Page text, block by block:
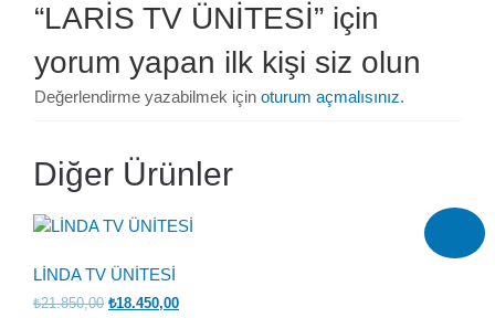
“LARİS TV ÜNİTESİ” için
yorum yapan ilk kişi siz olun
Değerlendirme yazabilmek için oturum açmalısınız.
Diğer Ürünler
LİNDA TV ÜNİTESİ
₺21.850,00 Orijinal
₺18.450,00Şu